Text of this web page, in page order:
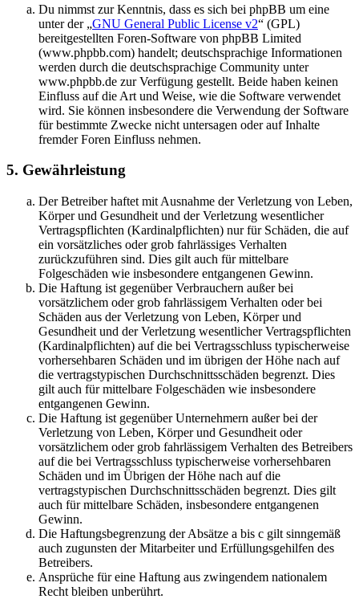
Du nimmst zur Kenntnis, dass es sich bei phpBB um eine
unter der „GNU General Public License v2“ (GPL)
bereitgestellten Foren-Software von phpBB Limited
(www.phpbb.com) handelt; deutschsprachige Informationen
werden durch die deutschsprachige Community unter
www.phpbb.de zur Verfügung gestellt. Beide haben keinen
Einfluss auf die Art und Weise, wie die Software verwendet
wird. Sie können insbesondere die Verwendung der Software
für bestimmte Zwecke nicht untersagen oder auf Inhalte
fremder Foren Einfluss nehmen.
5. Gewährleistung
Der Betreiber haftet mit Ausnahme der Verletzung von Leben,
Körper und Gesundheit und der Verletzung wesentlicher
Vertragspflichten (Kardinalpflichten) nur für Schäden, die auf
ein vorsätzliches oder grob fahrlässiges Verhalten
zurückzuführen sind. Dies gilt auch für mittelbare
Folgeschäden wie insbesondere entgangenen Gewinn.
Die Haftung ist gegenüber Verbrauchern außer bei
vorsätzlichem oder grob fahrlässigem Verhalten oder bei
Schäden aus der Verletzung von Leben, Körper und
Gesundheit und der Verletzung wesentlicher Vertragspflichten
(Kardinalpflichten) auf die bei Vertragsschluss typischerweise
vorhersehbaren Schäden und im übrigen der Höhe nach auf
die vertragstypischen Durchschnittsschäden begrenzt. Dies
gilt auch für mittelbare Folgeschäden wie insbesondere
entgangenen Gewinn.
Die Haftung ist gegenüber Unternehmern außer bei der
Verletzung von Leben, Körper und Gesundheit oder
vorsätzlichem oder grob fahrlässigem Verhalten des Betreibers
auf die bei Vertragsschluss typischerweise vorhersehbaren
Schäden und im Übrigen der Höhe nach auf die
vertragstypischen Durchschnittsschäden begrenzt. Dies gilt
auch für mittelbare Schäden, insbesondere entgangenen
Gewinn.
Die Haftungsbegrenzung der Absätze a bis c gilt sinngemäß
auch zugunsten der Mitarbeiter und Erfüllungsgehilfen des
Betreibers.
Ansprüche für eine Haftung aus zwingendem nationalem
Recht bleiben unberührt.